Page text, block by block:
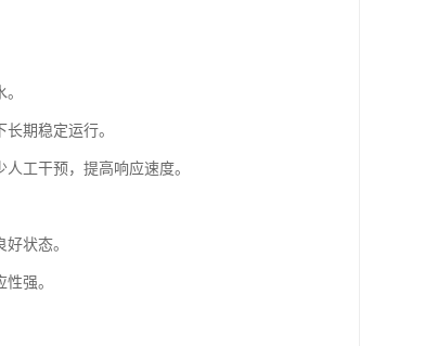
期稳定运行。
工干预，提高响应速度。
状态。
强。